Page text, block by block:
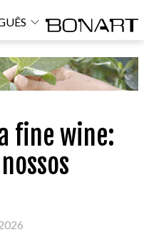
fine wine: